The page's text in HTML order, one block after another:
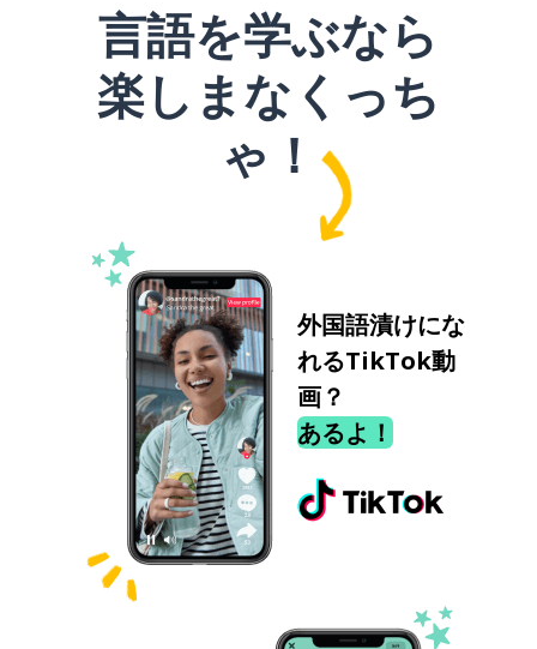
言語を学ぶなら
楽しまなくっち
ゃ！
外国語漬けにな
れるTikTok動
画？
あるよ！